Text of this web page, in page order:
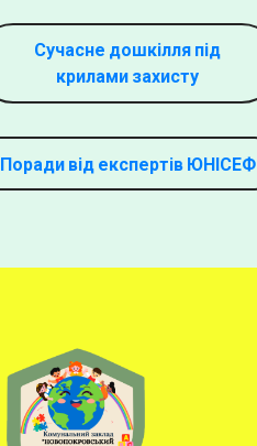
Сучасне дошкілля під
крилами захисту
Поради від експертів ЮНІСЕФ